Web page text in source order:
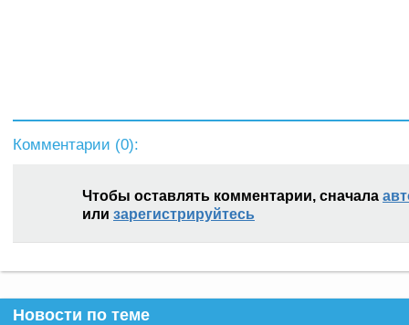
Комментарии (0):
Чтобы оставлять комментарии, сначала
или зарегистрируйтесь
Новости по теме